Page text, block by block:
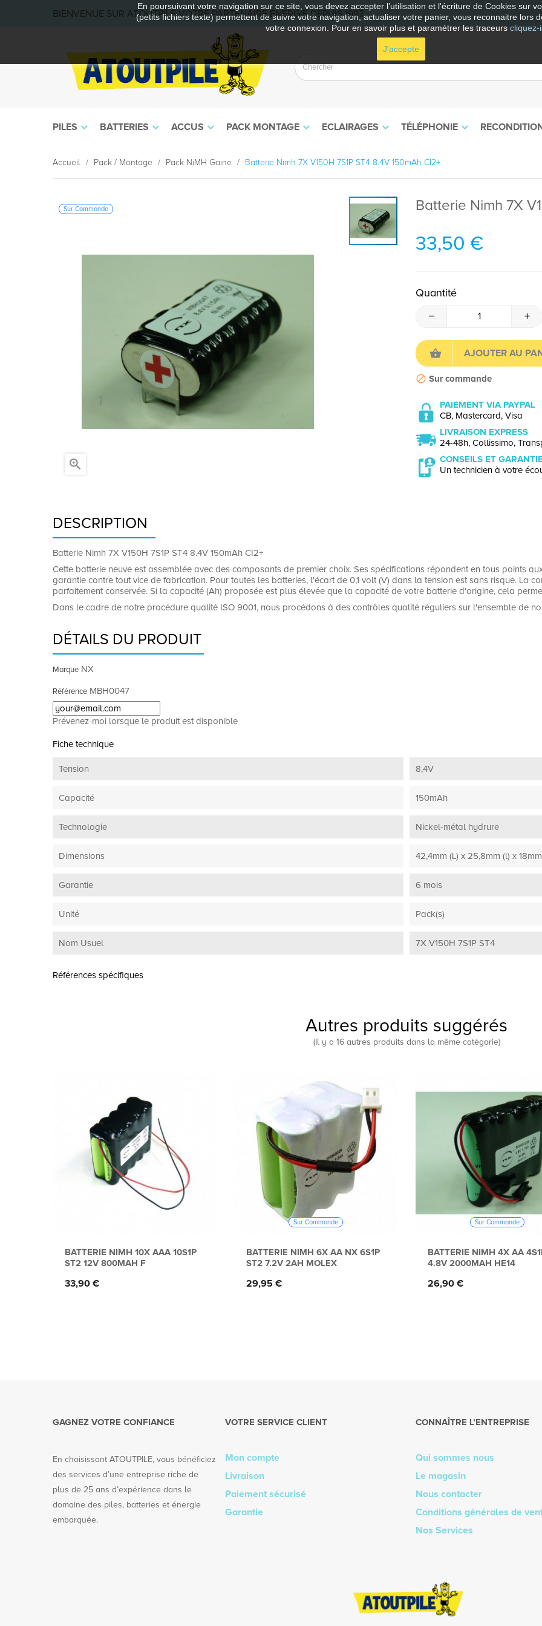
En poursuivant votre navigation sur ce site, vous devez accepter l’utilisation et l'écriture de Cookies sur
(petits fichiers texte) permettent de suivre votre navigation, actualiser votre panier, vous reconnaitre lors
votre connexion. Pour en savoir plus et paramétrer les traceurs cliquez-
J'accepte
BIENVENUE SUR ATOUTPILE VOTRE PARTENAIRE ENERGIE DEPUIS 1997
PILES BATTERIES ACCUS PACK MONTAGE ECLAIRAGES TÉLÉPHONIE
Accueil Pack / Montage Pack NiMH Gaine Batterie Nimh 7X V150H 7S1P ST4 8.4V 150mAh CI2+
Sur Commande

Batterie Nimh 7X
33,50 €
Quantité
AJOUTER AU
Sur commande
PAIEMENT VIA PAYPAL
CB, Mastercard, Visa
LIVRAISON EXPRESS
24-48h, Collissimo,
CONSEILS ET
Un technicien à votre
DESCRIPTION
Batterie Nimh 7X V150H 7S1P ST4 8.4V 150mAh CI2+
Cette batterie neuve est assemblée avec des composants de premier choix. Ses spécifications répondent en tous points
garantie contre tout vice de fabrication. Pour toutes les batteries, l'écart de 0,1 volt (V) dans la tension est sans risque. La
parfaitement conservée. Si la capacité (Ah) proposée est plus élevée que la capacité de votre batterie d'origine, cela
Dans le cadre de notre procédure qualité ISO 9001, nous procédons à des contrôles qualité réguliers sur l'ensemble de
DÉTAILS DU PRODUIT
Marque NX
Référence MBH0047
Prévenez-moi lorsque le produit est disponible
Fiche technique
Tension 8,4V
Capacité 150mAh
Technologie Nickel-métal hydrure
Dimensions 42,4mm (L) x 25,8mm (l) x
Garantie 6 mois
Unité Pack(s)
Nom Usuel 7X V150H 7S1P ST4
Références spécifiques
Autres produits suggérés
(Il y a 16 autres produits dans la même catégorie)
BATTERIE NIMH 10X AAA 10S1P
ST2 12V 800MAH F
Prix
33,90 €
Sur Commande
BATTERIE NIMH 6X AA NX 6S1P
ST2 7.2V 2AH MOLEX
Prix
29,95 €
Sur Commande
BATTERIE NIMH 4X AA
4.8V 2000MAH HE14
Prix
26,90 €
GAGNEZ VOTRE CONFIANCE
En choisissant ATOUTPILE, vous bénéficiez
des services d’une entreprise riche de
plus de 25 ans d’expérience dans le
domaine des piles, batteries et énergie
embarquée.
VOTRE SERVICE CLIENT
Mon compte
Livraison
Paiement sécurisé
Garantie
CONNAÎTRE L’ENTREPRISE
Qui sommes nous
Le magasin
Nous contacter
Conditions générales de
Nos Services